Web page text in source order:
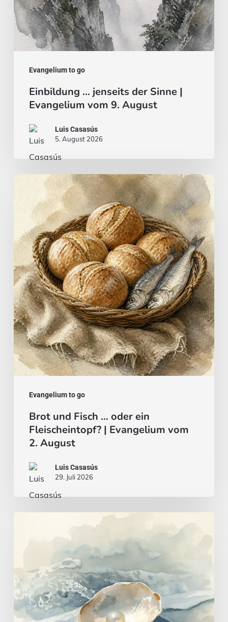
Evangelium to go
August
Einbildung … jenseits der Sinne |
Evangelium vom 9. August
Luis Casasús
5. August 2026
Evangelium to go
Brot
und
Fisch
oder
ein
Fleischeintopf?
|
Evangelium
vom
2.
August
Brot und Fisch … oder ein
Fleischeintopf? | Evangelium vom
2. August
Luis Casasús
29. Juli 2026
Juli